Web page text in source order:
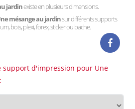
jardinexiste en plusieurs dimensions.
mésange au jardinsur différents supports
bois, plexi, forex, sticker ou bache.
support d'impression pour Une